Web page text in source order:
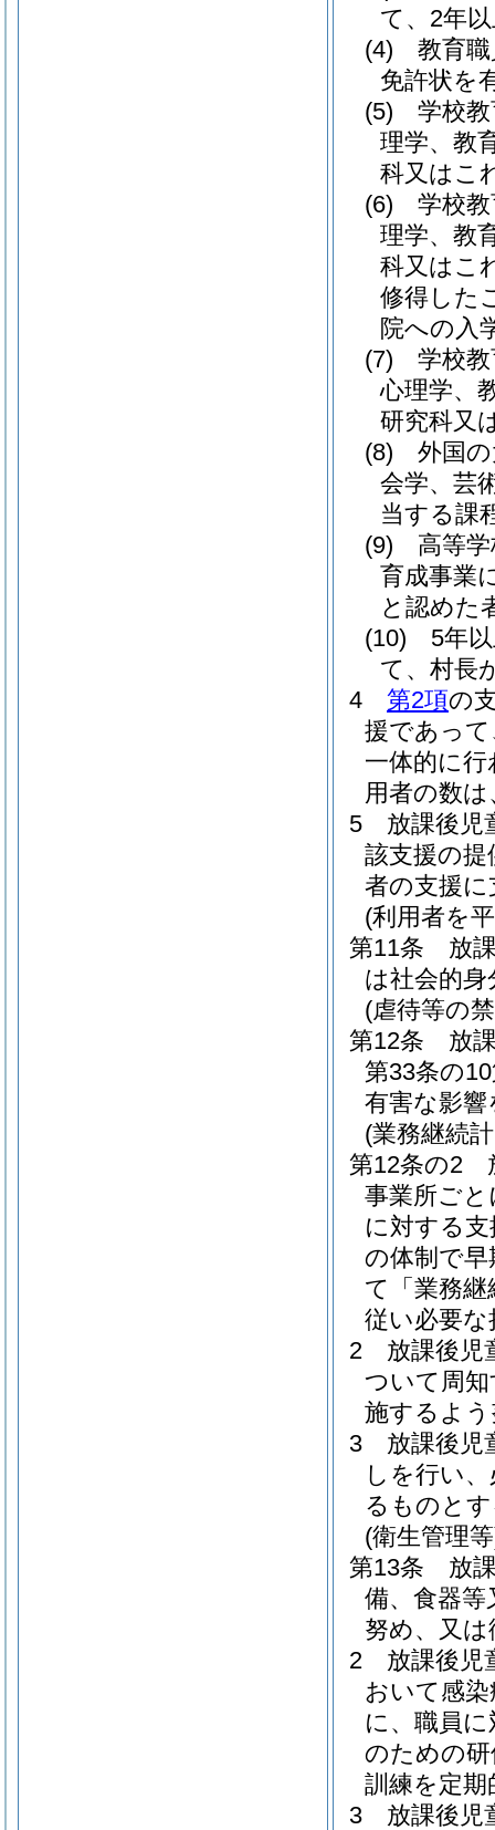
て、2年
(4)
教育
免許状を
(5)
学校
理学、教
科又はこ
(6)
学校
理学、教
科又はこ
修得した
院への入
(7)
学校
心理学、
研究科又
(8)
外国
会学、芸
当する課
(9)
高等
育成事業
と認めた
(10)
5年
て、村長
4
第2項の
援であっ
一体的に
用者の数
5
放課後児
該支援の
者の支援
(利用者を
第11条
放
は社会的
(虐待等の
第12条
放
第33条の
有害な影
(業務継続
第12条の2
事業所ご
に対する
の体制で
て「業務
従い必要
2
放課後児
ついて周
施するよ
3
放課後児
しを行い
るものと
(衛生管理
第13条
放
備、食器
努め、又
2
放課後児
おいて感
に、職員
のための
訓練を定
3
放課後児